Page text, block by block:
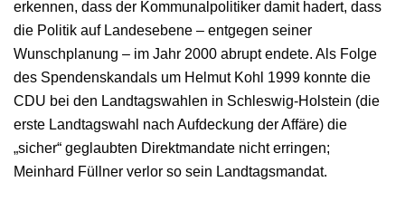
erkennen, dass der Kommunalpolitiker damit hadert, dass
die Politik auf Landesebene – entgegen seiner
Wunschplanung – im Jahr 2000 abrupt endete. Als Folge
des Spendenskandals um Helmut Kohl 1999 konnte die
CDU bei den Landtagswahlen in Schleswig-Holstein (die
erste Landtagswahl nach Aufdeckung der Affäre) die
„sicher“ geglaubten Direktmandate nicht erringen;
Meinhard Füllner verlor so sein Landtagsmandat.